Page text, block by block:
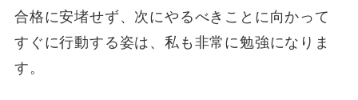
合格に安堵せず、次にやるべきことに向かって
すぐに行動する姿は、私も非常に勉強になりま
す。